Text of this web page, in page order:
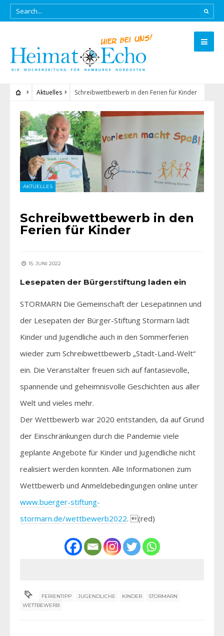
Aktuelles Schreibwettbewerb in den Ferien für Kinder
AKTUELLES
Schreibwettbewerb in den
Ferien für Kinder
15. JUNI 2022
Lesepaten der Bürgerstiftung laden ein
STORMARN Die Gemeinschaft der Lesepatinnen und
der Lesepaten der Bürger-Stiftung Stormarn lädt
Kinder und Jugendliche auch in den Sommerferien
wieder zum Schreibwettbewerb „Stadt-Land-Welt“
ein. Die Veranstalter freuen sich auf fantasievolle,
spannende und geheimnisvolle Geschichten aus aller
Welt und vieles mehr.
Der Wettbewerb war 2020 entstanden, da auf Grund
der Einschränkungen durch die Pandemie viele
geplante Angebote für Kinder und Jugendliche nicht
realisiert werden konnten. Alle Informationen zum
Wettbewerb und Anmeldebedingungen online unter
www.buerger-stiftung-
stormarn.de/wettbewerb2022. (red)
FERIENTIPP JUGENDLICHE KINDER
STORMARN
WETTBEWERB